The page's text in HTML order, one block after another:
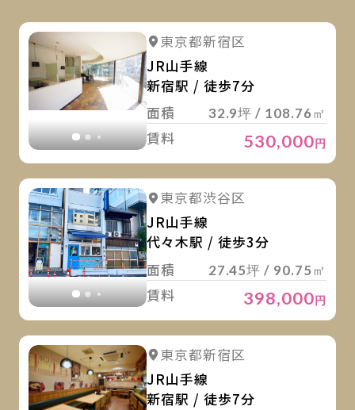
詳細を見る
東京都新宿区
JR山手線
新宿駅 / 徒歩7分
面積
32.9坪 / 108.76㎡
賃料 530,000円
詳細を見る
東京都渋谷区
JR山手線
代々木駅 / 徒歩3分
面積
27.45坪 / 90.75㎡
賃料 398,000円
詳細を見る
東京都新宿区
JR山手線
新宿駅 / 徒歩7分